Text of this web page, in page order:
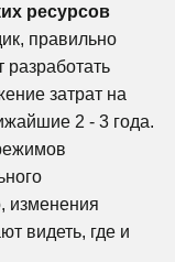
ресурсов
правильно
разработать
затрат на
2 - 3 года.
изменения
видеть, где и